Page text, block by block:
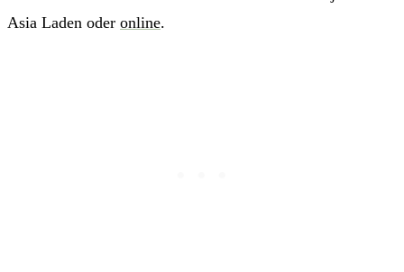
Asia Laden oder online.